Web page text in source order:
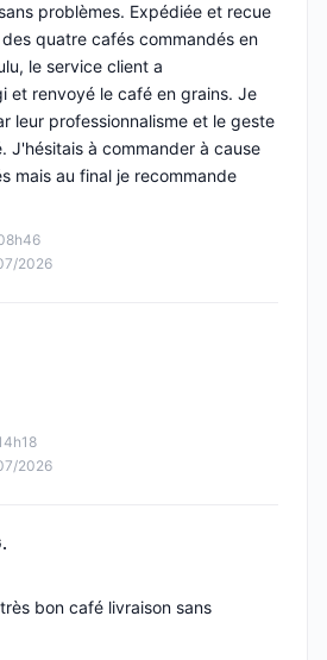
2026
problèmes. Expédiée et recue
quatre cafés commandés en
le service client a
et renvoyé le café en grains. Je
leur professionnalisme et le geste
J'hésitais à commander à cause
mais au final je recommande
2026
très bon café livraison sans